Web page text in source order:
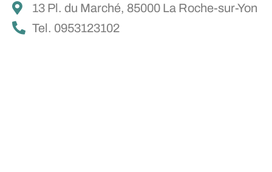
13 Pl. du Marché, 85000 La Roche-sur-Yon
Tel. 0953123102